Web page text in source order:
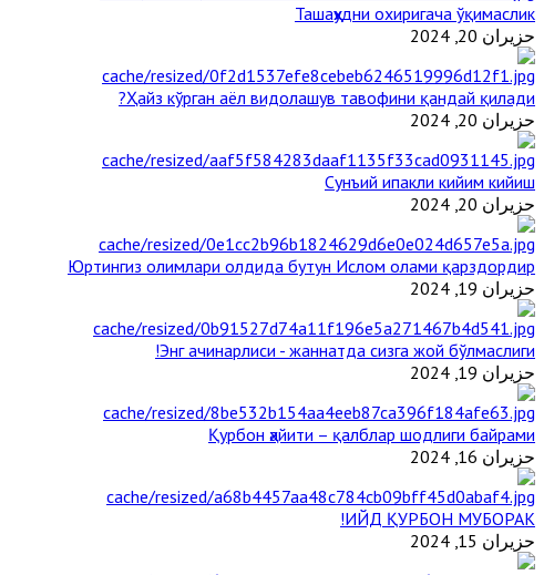
Ташаҳҳудни охиригача ўқимаслик
حزيران 20, 2024
Ҳайз кўрган аёл видолашув тавофини қандай қилади?
حزيران 20, 2024
Сунъий ипакли кийим кийиш
حزيران 20, 2024
Юртингиз олимлари олдида бутун Ислом олами қарздордир
حزيران 19, 2024
Энг ачинарлиси - жаннатда сизга жой бўлмаслиги!
حزيران 19, 2024
Қурбон ҳайити – қалблар шодлиги байрами
حزيران 16, 2024
ИЙД ҚУРБОН МУБОРАК!
حزيران 15, 2024